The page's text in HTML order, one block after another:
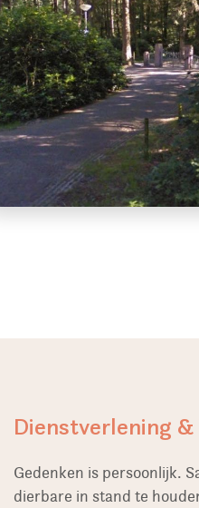
Dienstverlening
Gedenken is persoonlijk.
dierbare in stand te